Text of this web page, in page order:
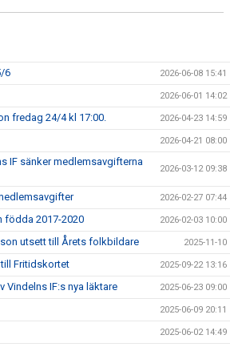
6 2026-06-08 15:41
2026-06-01 14:02
fredag 24/4 kl 17:00. 2026-04-23 14:59
2026-04-21 08:00
IF sänker medlemsavgifterna
2026-03-12 09:38
2026-02-27 07:44
födda 2017-2020 2026-02-03 10:00
utsett till Årets folkbildare 2025-11-10
Fritidskortet 2025-09-22 13:16
Vindelns IF:s nya läktare 2025-06-23 09:00
2025-06-09 20:11
2025-06-02 14:49